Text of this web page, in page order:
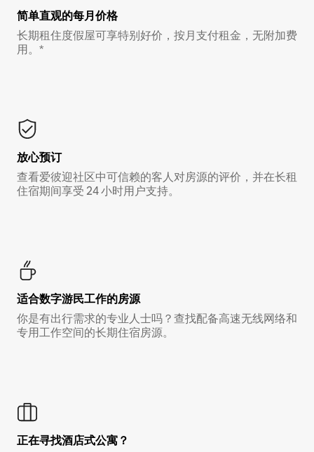
简单直观的每月价格
长期租住度假屋可享特别好价，按月支付租金，无附加费
用。*
放心预订
查看爱彼迎社区中可信赖的客人对房源的评价，并在长租
住宿期间享受 24 小时用户支持。
适合数字游民工作的房源
你是有出行需求的专业人士吗？查找配备高速无线网络和
专用工作空间的长期住宿房源。
正在寻找酒店式公寓？